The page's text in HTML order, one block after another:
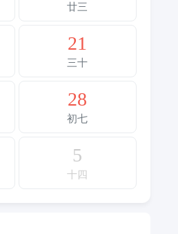
廿三
21
三十
28
初七
5
十四